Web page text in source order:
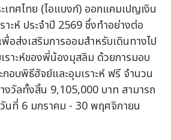
เทศไทย (ไอแบงก์) ออกแคมเปญเงิน
ะห์ ประจำปี 2569 ซึ่งทำอย่างต่อ
อส่งเสริมการออมสำหรับเดินทางไป
ราะห์ของพี่น้องมุสลิม ด้วยการมอบ
กอบพิธีฮัจย์และอุมเราะห์ ฟรี จำนวน
งวัลทั้งสิ้น 9,105,000 บาท สามารถ
นที่ 6 มกราคม - 30 พฤศจิกายน